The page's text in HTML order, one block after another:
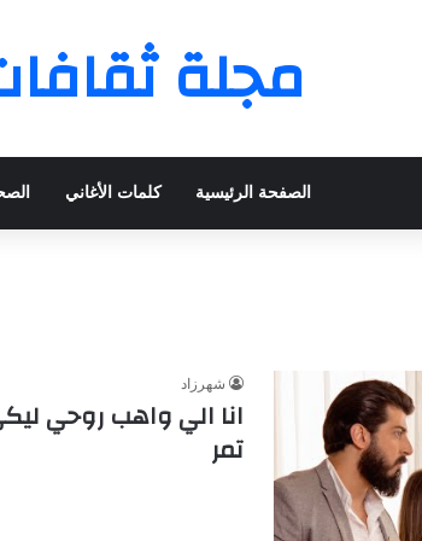
مجلة
الصفحة الرئيسية كلمات الأغاني
شهرزاد
انا الي واهب روحي
تمر